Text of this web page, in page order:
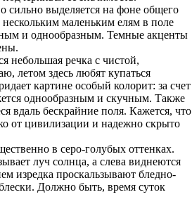
сильно выделяется на фоне общего
маленьким елям в поле
и однообразным. Темные акценты
небольшая речка с чистой,
летом здесь любят купаться
картине особый колорит: за счет
однообразным и скучным. Также
вдаль бескрайние поля. Кажется, что
от цивилизации и надежно скрыто
в серо-голубых оттенках.
луч солнца, а слева виднеются
изредка проскальзывают бледно-
Должно быть, время суток